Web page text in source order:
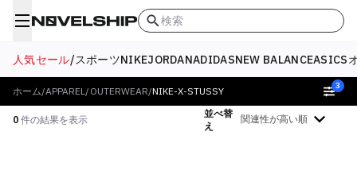
検索
人気セール/スポーツNIKEJORDANADIDASNEW BALANCEASICS
ホーム/APPAREL/ OUTERWEAR/NIKE-X-STUSSY 3
0 件の結果を表示
並べ替
え
絞り込む